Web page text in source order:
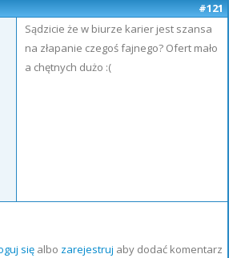
#121
Sądzicie że w biurze karier jest szansa
na złapanie czegoś fajnego? Ofert mało
a chętnych dużo :(
sięalbo zarejestruj aby dodać komentarz